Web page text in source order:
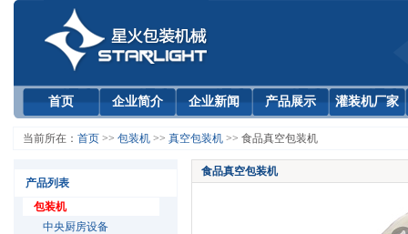
首页 企业简介 企业新闻 产品展示 灌装机厂家
当前所在： 首页 >> 包装机 >> 真空包装机 >> 食品真空包装机
产品列表
包装机
中央厨房设备
食品真空包装机